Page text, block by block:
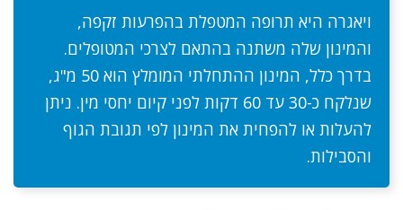
ויאגרה היא תרופה המטפלת בהפרעות זקפה,
והמינון שלה משתנה בהתאם לצרכי המטופלים.
בדרך כלל, המינון ההתחלתי המומלץ הוא 50 מ"ג,
שנלקח כ-30 עד 60 דקות לפני קיום יחסי מין. ניתן
להעלות או להפחית את המינון לפי תגובת הגוף
והסבילות.